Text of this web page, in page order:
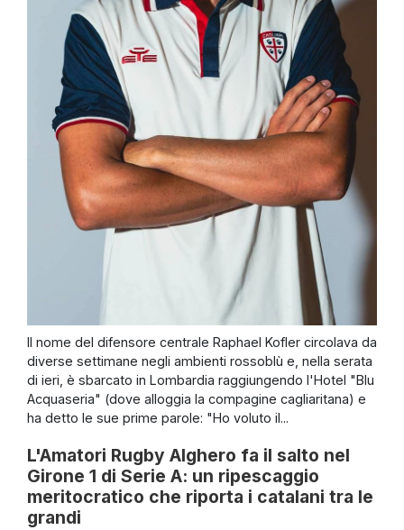
Il nome del difensore centrale Raphael Kofler circolava da
diverse settimane negli ambienti rossoblù e, nella serata
di ieri, è sbarcato in Lombardia raggiungendo l'Hotel "Blu
Acquaseria" (dove alloggia la compagine cagliaritana) e
ha detto le sue prime parole: "Ho voluto il...
L'Amatori Rugby Alghero fa il salto nel
Girone 1 di Serie A: un ripescaggio
meritocratico che riporta i catalani tra le
grandi